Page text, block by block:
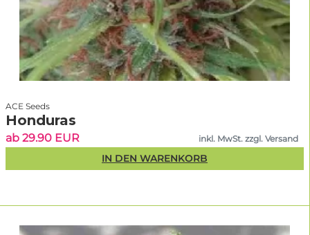
ACE Seeds
Honduras
ab 29.90 EUR inkl. MwSt. zzgl. Versand
IN DEN WARENKORB